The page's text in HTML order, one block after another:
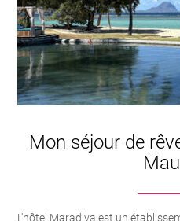
Mon séjour de
L'hôtel Maradiva est un